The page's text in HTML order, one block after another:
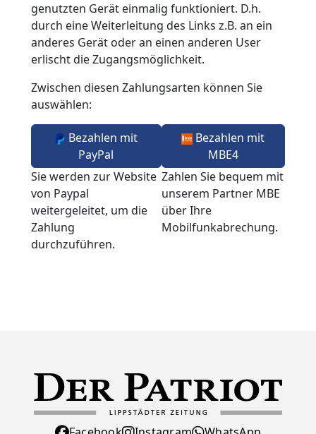
genutzten Gerät einmalig funktioniert. D.h.
durch eine Weiterleitung des Links z.B. an ein
anderes Gerät oder an einen anderen User
erlischt die Zugangsmöglichkeit.
Zwischen diesen Zahlungsarten können Sie
auswählen:
Bezahlen mit
PayPal
Sie werden zur Website
von Paypal
weitergeleitet, um die
Zahlung
durchzuführen.
Bezahlen mit
MBE4
Zahlen Sie bequem mit
unserem Partner MBE
über Ihre
Mobilfunkabrechung.